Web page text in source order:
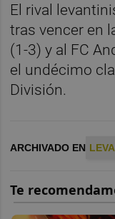
El rival
tras vencer en
(1-3) y al FC
el undécimo
División.
ARCHIVADO EN